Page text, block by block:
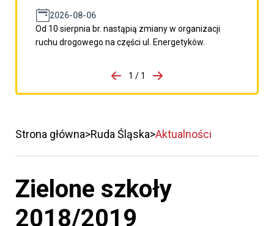
2026-08-06
Od 10 sierpnia br. nastąpią zmiany w organizacji
ruchu drogowego na części ul. Energetyków.
porzpedniego komunikatu
1 / 1
Przejdź do następnego
Strona główna Ruda Śląska Aktualności
Zielone szkoły
2018/2019